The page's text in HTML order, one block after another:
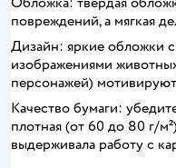
повреждений, а мягкая
Дизайн: яркие обложки
изображениями
персонажей)
Качество бумаги:
плотная (от 60 до 80 г/
выдерживала работу с